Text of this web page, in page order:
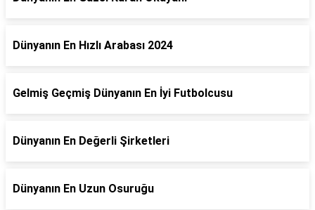
Dünyanın En Hızlı Arabası 2024
Gelmiş Geçmiş Dünyanın En İyi Futbolcusu
Dünyanın En Değerli Şirketleri
Dünyanın En Uzun Osuruğu